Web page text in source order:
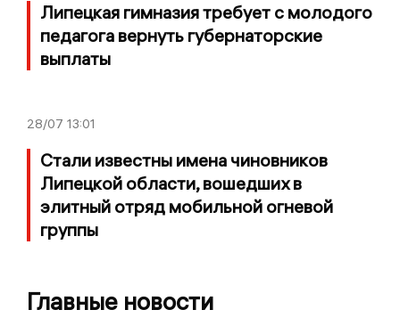
Липецкая гимназия требует с молодого
педагога вернуть губернаторские
выплаты
28/07 13:01
Стали известны имена чиновников
Липецкой области, вошедших в
элитный отряд мобильной огневой
группы
Главные новости